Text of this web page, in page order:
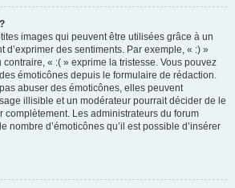
images qui peuvent être utilisées grâce à un
d’exprimer des sentiments. Par exemple, « :) »
contraire, « :( » exprime la tristesse. Vous pouvez
émoticônes depuis le formulaire de rédaction.
abuser des émoticônes, elles peuvent
illisible et un modérateur pourrait décider de le
complètement. Les administrateurs du forum
nombre d’émoticônes qu’il est possible d’insérer